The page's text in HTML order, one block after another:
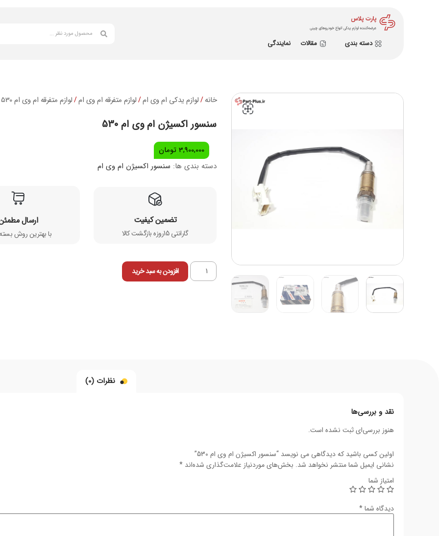
دسته بندی مقالات نمایندگی
خانه/لوازم یدکی ام وی ام/لوازم متفرقه ام وی ام/لوازم متفرقه ام وی ام 530
سنسور اکسیژن ام وی ام 530
3,900,000 تومان
دسته بندی ها: سنسور اکسیژن ام وی ام
تضمین کیفیت
گارانتی 15روزه بازگشت کالا
ارسال
با بهترین روش
افزودن به سبد خرید
نظرات (0)
نقد و بررسی‌ها
هنوز بررسی‌ای ثبت نشده است.
اولین کسی باشید که دیدگاهی می نویسد “سنسور اکسیژن ام وی ام 530”
نشانی ایمیل شما منتشر نخواهد شد. بخش‌های موردنیاز علامت‌گذاری شده‌اند *
امتیاز شما
دیدگاه شما*